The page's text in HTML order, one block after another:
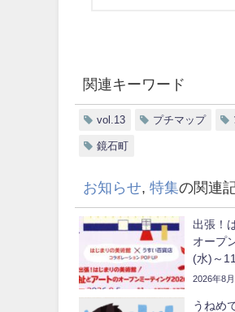
関連キーワード
vol.13 プチマップ
鏡石町
お知らせ, 特集の関連
出張！
オープ
(水)～
2026年8
うねめ